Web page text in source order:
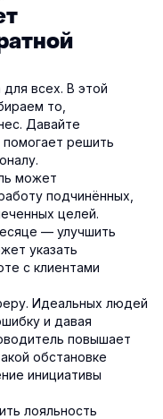
всех. В этой
то,
Давайте
помогает решить
может
подчинённых,
целей.
— улучшить
указать
с клиентами
Идеальных людей
и давая
повышает
обстановке
инициативы
лояльность